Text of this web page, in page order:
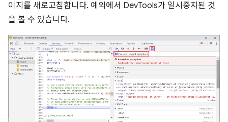
이지를 새로고침합니다. 예외에서 DevTools가 일시중지된 것
을 볼 수 있습니다.